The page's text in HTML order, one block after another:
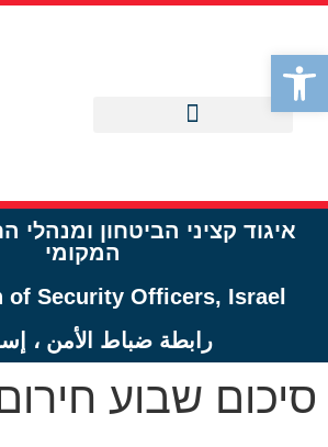
פתח סרגל נגישות
איגוד קציני הביטחון ומנהלי
המקומי
of Security Officers, Israel
رابطة ضباط الأمن ،
סיכום שבוע